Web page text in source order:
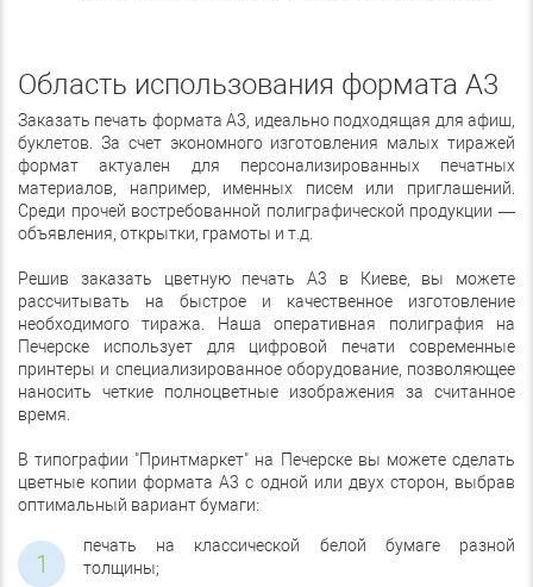
Область использования формата А3
Заказать печать формата А3, идеально подходящая для афиш,
буклетов. За счет экономного изготовления малых тиражей
формат актуален для персонализированных печатных
материалов, например, именных писем или приглашений.
Среди прочей востребованной полиграфической продукции —
объявления, открытки, грамоты и т.д.
Решив заказать цветную печать А3 в Киеве, вы можете
рассчитывать на быстрое и качественное изготовление
необходимого тиража. Наша оперативная полиграфия на
Печерске использует для цифровой печати современные
принтеры и специализированное оборудование, позволяющее
наносить четкие полноцветные изображения за считанное
время.
В типографии "Принтмаркет" на Печерске вы можете сделать
цветные копии формата А3 с одной или двух сторон, выбрав
оптимальный вариант бумаги:
печать на классической белой бумаге разной
толщины;